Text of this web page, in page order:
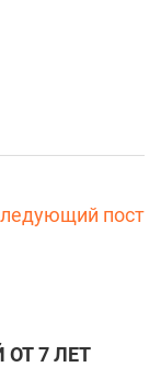
пост
7 ЛЕТ